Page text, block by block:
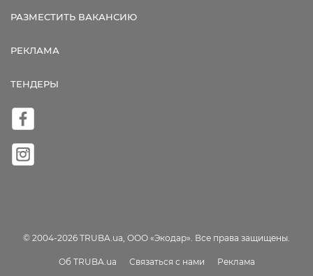
РАЗМЕСТИТЬ ВАКАНСИЮ
РЕКЛАМА
ТЕНДЕРЫ
© 2004-2026 TRUBA.ua, ООО «Экодар». Все права защищены.
Об TRUBA.ua Связаться с нами Реклама